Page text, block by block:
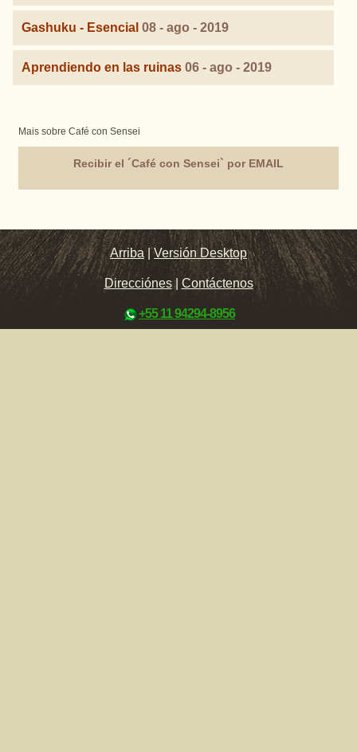
Gashuku - Esencial 08 - ago - 2019
Aprendiendo en las ruinas 06 - ago - 2019
Mais sobre Café con Sensei
Recibir el ´Café con Sensei` por EMAIL
Arriba |Versión Desktop
Direcciónes| Contáctenos
+55 11 94294-8956